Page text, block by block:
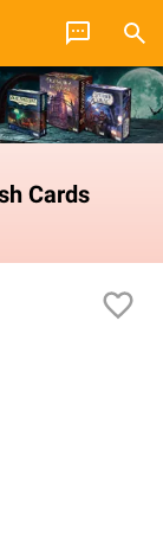
Cards